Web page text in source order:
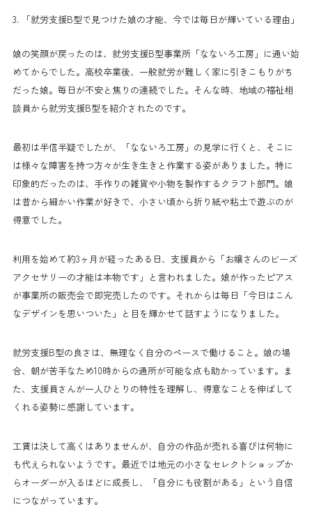
3. 「就労支援B型で見つけた娘の才能、今では毎日が輝いている理由」
娘の笑顔が戻ったのは、就労支援B型事業所「なないろ工房」に通い始
めてからでした。高校卒業後、一般就労が難しく家に引きこもりがち
だった娘。毎日が不安と焦りの連続でした。そんな時、地域の福祉相
談員から就労支援B型を紹介されたのです。
最初は半信半疑でしたが、「なないろ工房」の見学に行くと、そこに
は様々な障害を持つ方々が生き生きと作業する姿がありました。特に
印象的だったのは、手作りの雑貨や小物を製作するクラフト部門。娘
は昔から細かい作業が好きで、小さい頃から折り紙や粘土で遊ぶのが
得意でした。
利用を始めて約3ヶ月が経ったある日、支援員から「お嬢さんのビーズ
アクセサリーの才能は本物です」と言われました。娘が作ったピアス
が事業所の販売会で即完売したのです。それからは毎日「今日はこん
なデザインを思いついた」と目を輝かせて話すようになりました。
就労支援B型の良さは、無理なく自分のペースで働けること。娘の場
合、朝が苦手なため10時からの通所が可能な点も助かっています。ま
た、支援員さんが一人ひとりの特性を理解し、得意なことを伸ばして
くれる姿勢に感謝しています。
工賃は決して高くはありませんが、自分の作品が売れる喜びは何物に
も代えられないようです。最近では地元の小さなセレクトショップか
らオーダーが入るほどに成長し、「自分にも役割がある」という自信
につながっています。